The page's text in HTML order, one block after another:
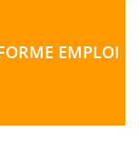
EMPLOI